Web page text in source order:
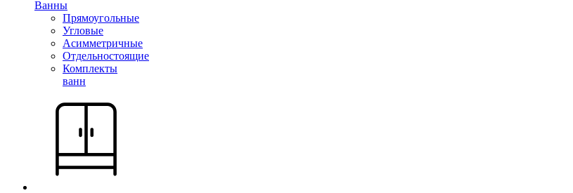
Ванны
Прямоугольные
Угловые
Асимметричные
Отдельностоящие
Комплекты
ванн